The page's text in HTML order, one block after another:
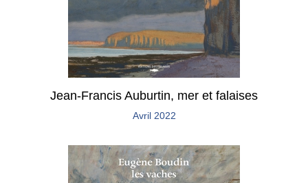
Jean-Francis Auburtin, mer et falaises
Avril 2022